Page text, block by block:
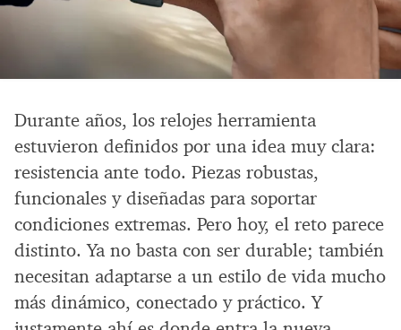
Durante años, los relojes herramienta
estuvieron definidos por una idea muy clara:
resistencia ante todo. Piezas robustas,
funcionales y diseñadas para soportar
condiciones extremas. Pero hoy, el reto parece
distinto. Ya no basta con ser durable; también
necesitan adaptarse a un estilo de vida mucho
más dinámico, conectado y práctico. Y